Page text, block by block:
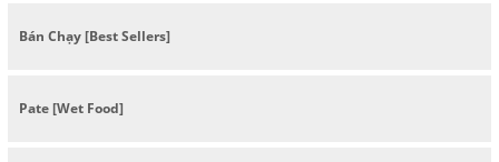
Bán Chạy [Best Sellers]
Pate [Wet Food]